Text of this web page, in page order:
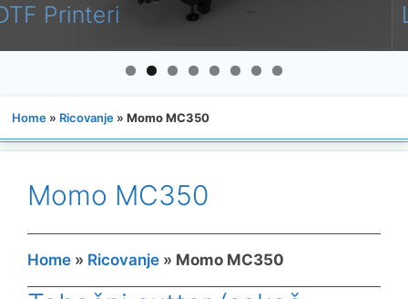
Laminatori
Home » Ricovanje » Momo MC350
Momo MC350
Home » Ricovanje » Momo MC350